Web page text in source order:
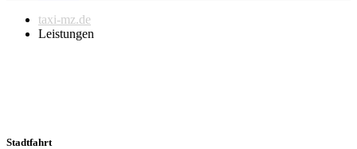
taxi-mz.de
Leistungen
Stadtfahrt